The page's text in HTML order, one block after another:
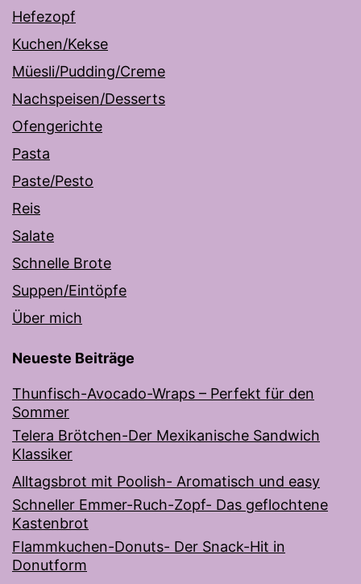
Hefezopf
Kuchen/Kekse
Müesli/Pudding/Creme
Nachspeisen/Desserts
Ofengerichte
Pasta
Paste/Pesto
Reis
Salate
Schnelle Brote
Suppen/Eintöpfe
Über mich
Neueste Beiträge
Thunfisch-Avocado-Wraps – Perfekt für den
Sommer
Telera Brötchen-Der Mexikanische Sandwich
Klassiker
Alltagsbrot mit Poolish- Aromatisch und easy
Schneller Emmer-Ruch-Zopf- Das geflochtene
Kastenbrot
Flammkuchen-Donuts- Der Snack-Hit in
Donutform